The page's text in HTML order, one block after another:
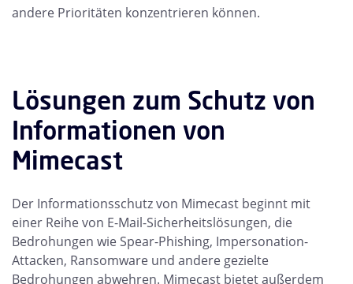
andere Prioritäten konzentrieren können.
Lösungen zum Schutz von
Informationen von
Mimecast
Der Informationsschutz von Mimecast beginnt mit
einer Reihe von E-Mail-Sicherheitslösungen, die
Bedrohungen wie Spear-Phishing, Impersonation-
Attacken, Ransomware und andere gezielte
Bedrohungen abwehren. Mimecast bietet außerdem